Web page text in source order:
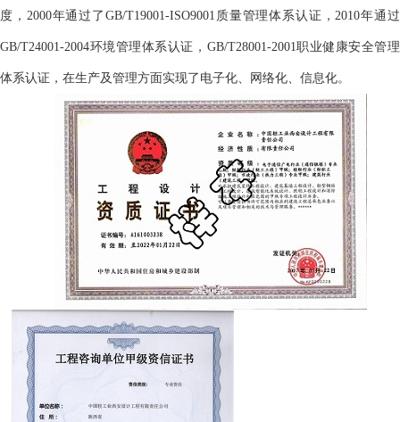
度， 2000年通过了GB/T19001-ISO9001质量管理体系认证，2010年通过
GB/T24001-2004环境管理体系认证，GB/T28001-2001职业健康安全管理
体系认证，在生产及管理方面实现了电子化、网络化、信息化。